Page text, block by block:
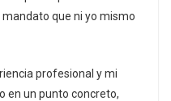
que ni yo mismo
profesional y mi
en un punto concreto,